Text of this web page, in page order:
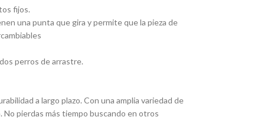
fijos.
una punta que gira y permite que la pieza de
perros de arrastre.
a largo plazo. Con una amplia variedad de
pierdas más tiempo buscando en otros